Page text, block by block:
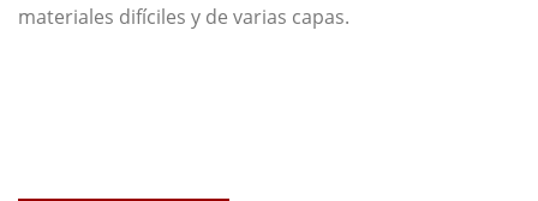
materiales difíciles y de varias capas.